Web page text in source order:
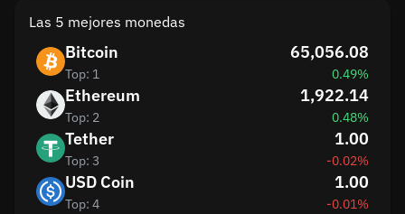
Las 5 mejores monedas
Bitcoin
Top: 1
65,056.08
0.49%
Ethereum
Top: 2
1,922.14
0.48%
Tether
Top: 3
1.00
-0.02%
USD Coin
Top: 4
1.00
-0.01%